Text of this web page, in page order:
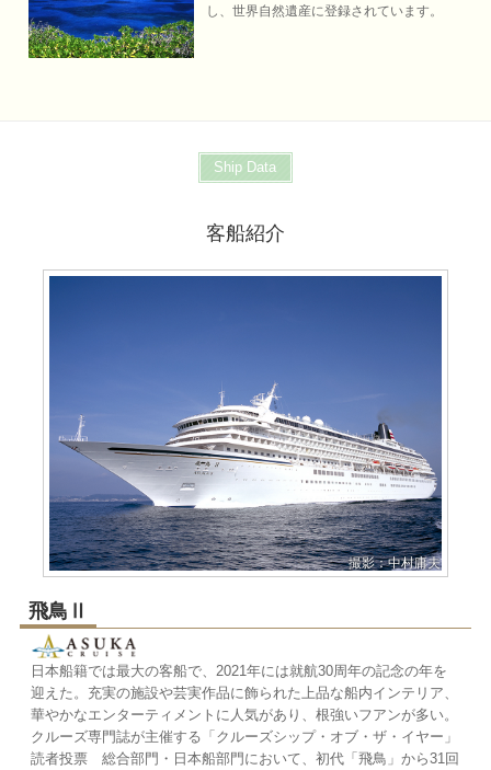
し、世界自然遺産に登録されています。
Ship Data
客船紹介
撮影：中村庸夫
飛鳥Ⅱ
日本船籍では最大の客船で、2021年には就航30周年の記念の年を
迎えた。充実の施設や芸実作品に飾られた上品な船内インテリア、
華やかなエンターティメントに人気があり、根強いフアンが多い。
クルーズ専門誌が主催する「クルーズシップ・オブ・ザ・イヤー」
読者投票 総合部門・日本船部門において、初代「飛鳥」から31回